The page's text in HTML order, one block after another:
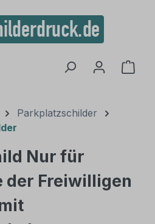
Parkplatzschilder
Nur für
der Freiwilligen